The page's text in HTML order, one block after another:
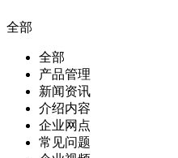
全部
全部
产品管理
新闻资讯
介绍内容
企业网点
常见问题